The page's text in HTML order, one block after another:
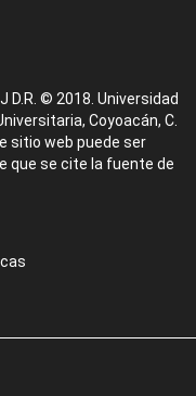
D.R. © 2018. Universidad
Coyoacán, C.
sitio web puede ser
que se cite la fuente de